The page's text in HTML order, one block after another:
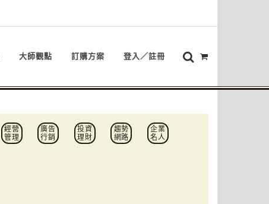
大師觀點 訂購方案 登入／註冊
經營
管理
廣告
行銷
投資
理財
趨勢
網路
企業
名人